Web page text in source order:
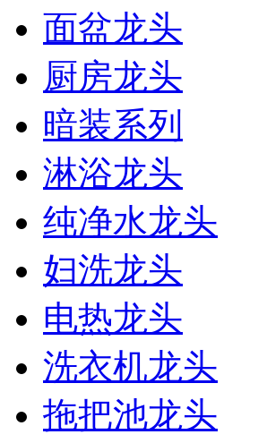
面盆龙头
厨房龙头
暗装系列
淋浴龙头
纯净水龙头
妇洗龙头
电热龙头
洗衣机龙头
拖把池龙头